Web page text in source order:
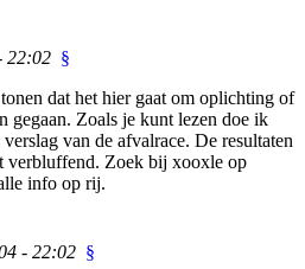
22:02 §
dat het hier gaat om oplichting of
gegaan. Zoals je kunt lezen doe ik
van de afvalrace. De resultaten
verbluffend. Zoek bij xooxle op
info op rij.
- 22:02 §